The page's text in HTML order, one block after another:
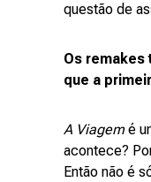
questão de
Os
que a
A Viagemé
acontece?
Então não é